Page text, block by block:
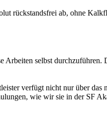
rückstandsfrei ab, ohne
selbst durchzuführen.
verfügt nicht nur über das
wie wir sie in der SF